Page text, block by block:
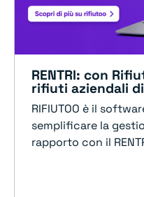
RENTRI: con
rifiuti aziendali
RIFIUTOO è il
semplificare la
rapporto con il